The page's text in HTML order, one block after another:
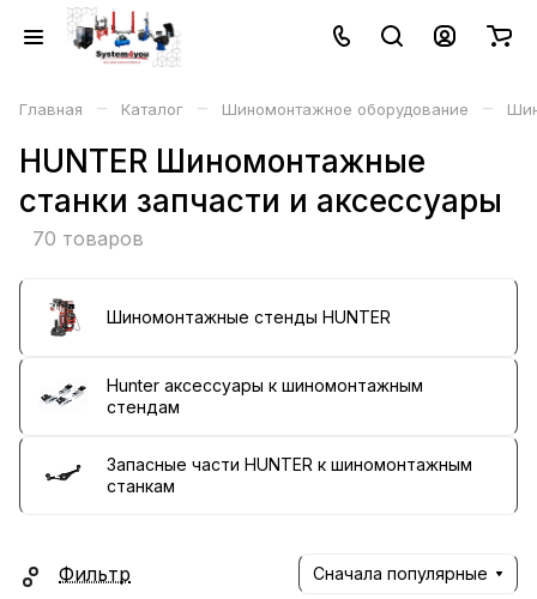
Главная – Каталог – Шиномонтажное оборудование –
HUNTER Шиномонтажные
станки запчасти и аксессуары
70 товаров
Шиномонтажные стенды HUNTER
Hunter аксессуары к шиномонтажным
стендам
Запасные части HUNTER к шиномонтажным
станкам
Фильтр Сначала популярные